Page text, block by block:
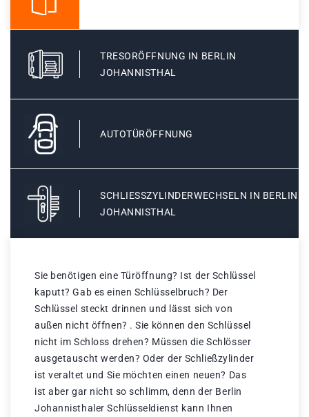
TRESORÖFFNUNG IN BERLIN
JOHANNISTHAL
AUTOTÜRÖFFNUNG
SCHLIESSZYLINDERWECHSELN IN BERLIN J
OHANNISTHAL
Sie benötigen eine Türöffnung? Ist der Schlüssel
kaputt? Gab es einen Schlüsselbruch? Der
Schlüssel steckt drinnen und lässt sich von
außen nicht öffnen? . Sie können den Schlüssel
nicht im Schloss drehen? Müssen die Schlösser
ausgetauscht werden? Oder der Schließzylinder
ist veraltet und Sie möchten einen neuen? Das
ist aber gar nicht so schlimm, denn der Berlin
Johannisthaler Schlüsseldienst kann Ihnen